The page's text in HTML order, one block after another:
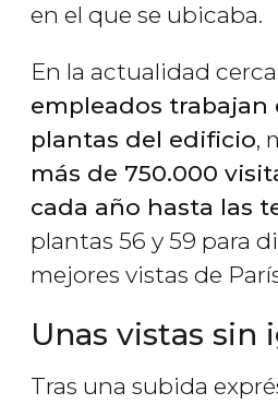
en el que se ubicaba.
En la actualidad
empleados trabajan
plantas del edificio,
más de 750.000
cada año hasta las
plantas 56 y 59 para
mejores vistas de
Unas vistas sin
Tras una subida